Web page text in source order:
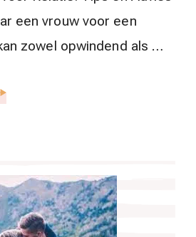
een vrouw voor een
zowel opwindend als …